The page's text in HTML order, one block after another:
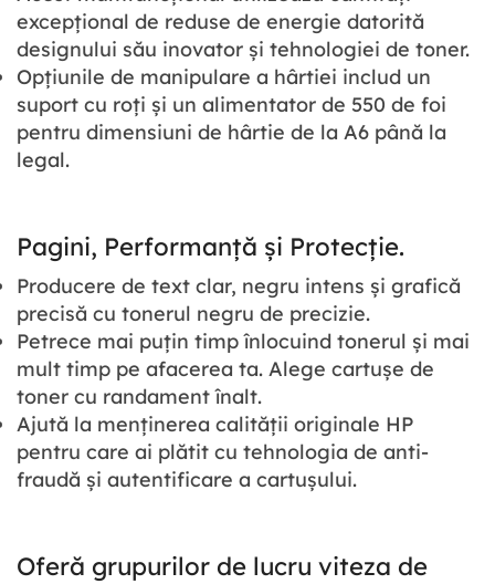
excepțional de reduse de energie datorită
designului său inovator și tehnologiei de toner.
Opțiunile de manipulare a hârtiei includ un
suport cu roți și un alimentator de 550 de foi
pentru dimensiuni de hârtie de la A6 până la
legal.
Pagini, Performanță și Protecție.
Producere de text clar, negru intens și grafică
precisă cu tonerul negru de precizie.
Petrece mai puțin timp înlocuind tonerul și mai
mult timp pe afacerea ta. Alege cartușe de
toner cu randament înalt.
Ajută la menținerea calității originale HP
pentru care ai plătit cu tehnologia de anti-
fraudă și autentificare a cartușului.
Oferă grupurilor de lucru viteza de